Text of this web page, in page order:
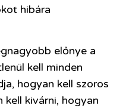
hibára
előnye a
kell minden
hogyan kell szoros
kell kivárni, hogyan